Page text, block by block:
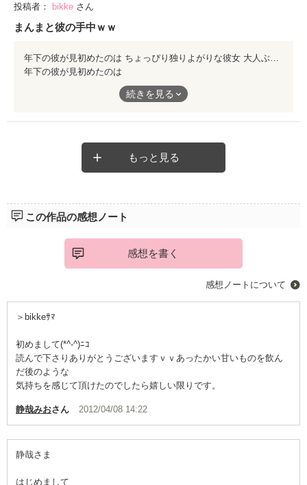
投稿者： bikke さん
まんまと彼の手中ｗｗ
年下の彼が見初めたのは ちょっぴり独りよがりな彼女 大人ぶって 飲んでるブラックコーヒーの 本当のアロマに気づかない 年下の彼が求めたのは そんな彼女の本音の気持ち 年上ぶって 振りかざした世間の剣の その脆さに気づかない だってだって 彼女が求めていたのは コーヒーのアロマを引き立てるミルクで 彼の甘さが コーヒーの苦みを芳香に変えるって 気づいた時には まんまと彼の手中（笑） ほんわか甘い恋のお話♪
年下の彼が見初めたのは
ちょっぴり独りよがりな彼女
振りかざした世間の剣の
彼の甘さが
気づいた時には
まんまと彼の手中（笑）
続きを見る
もっと見る
この作品の感想ノート
感想を書く
感想ノートについて
＞bikkeｻﾏ
初めまして(*^-^)ﾆｺ
読んで下さりありがとうございますｖｖあったかい甘いものを飲ん
だ後のような
気持ちを感じて頂けたのでしたら嬉しい限りです。
静哉みおさん 2012/04/08 14:22
静哉さま
はじめまして